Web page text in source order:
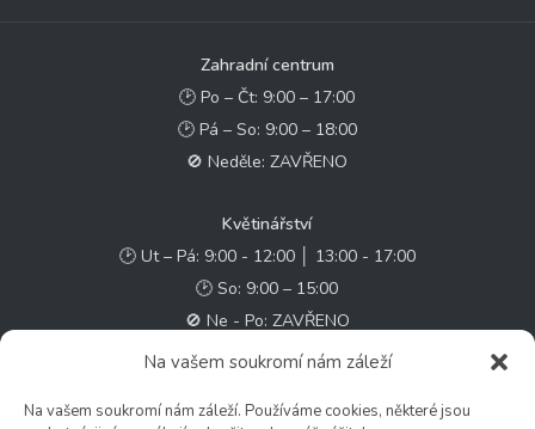
Na vašem soukromí nám záleží
Na vašem soukromí nám záleží. Používáme cookies, některé jsou
Zahradní centrum
🕑 Po – Čt: 9:00 – 17:00
🕑 Pá – So: 9:00 – 18:00
🚫 Neděle: ZAVŘENO
Květinářství
🕑 Ut – Pá: 9:00 - 12:00 │ 13:00 - 17:00
🕑 So: 9:00 – 15:00
🚫 Ne - Po: ZAVŘENO
✉️ e-shop@zcstrakovo.cz